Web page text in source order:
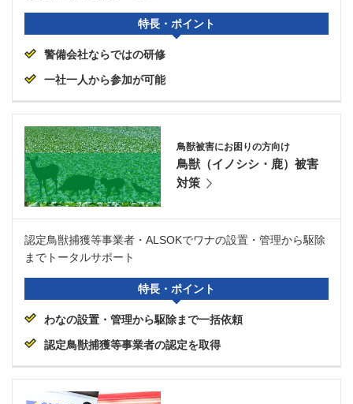
特長・ポイント
警備会社ならではの研修
一社一人から参加が可能
鳥獣被害にお困りの方向け
鳥獣（イノシシ・鹿）被害
対策
認定鳥獣捕獲等事業者・ALSOKでワナの設置・管理から駆除
までトータルサポート
特長・ポイント
わなの設置・管理から駆除まで一括依頼
認定鳥獣捕獲等事業者の認定を取得